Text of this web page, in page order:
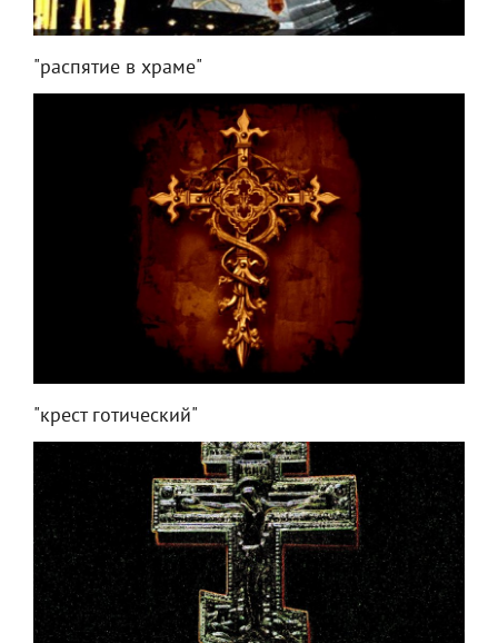
"распятие в храме"
"крест готический"